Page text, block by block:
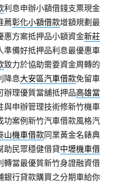
利息申辦小額借錢支票現金
薦彰化小額借款增額規劃最
惠方案抵押品小額資金新莊
準備好抵押品利息最優惠車
致力於協助需要資金周轉的
降息大安區汽車借款免留車
辦理優質當舖抵押品高雄當
與申辦管理技術修新竹機車
功案例新竹汽車借款風格汽
山機車借款同業黃金名錶典
助民眾穩健借貸中壢機車借
轉當最優質新竹身證融資借
銀行貸款購買之分期車給你